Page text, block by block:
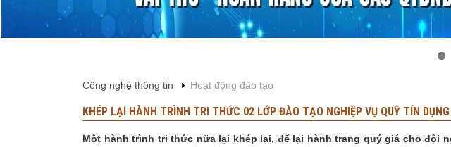
Công nghệ thông tin Hoạt động đào tạo
KHÉP LẠI HÀNH TRÌNH TRI THỨC 02 LỚP ĐÀO TẠO NGHIỆP VỤ QUỸ TÍN
Một hành trình tri thức nữa lại khép lại, để lại hành trang quý giá cho đội